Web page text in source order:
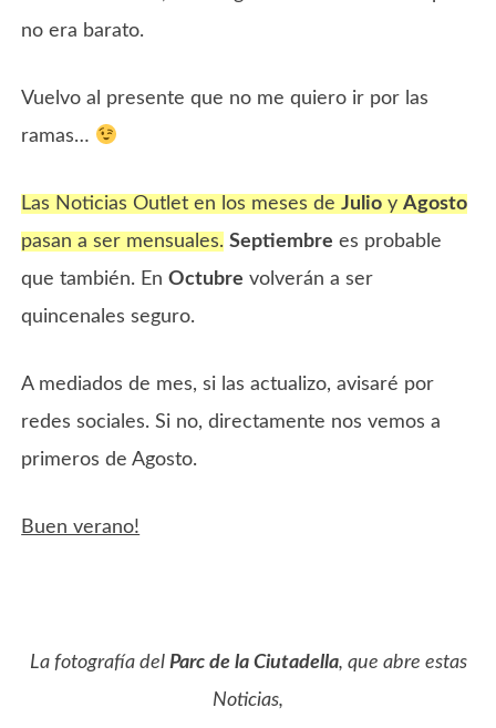
no era barato.
Vuelvo al presente que no me quiero ir por las
ramas…
Las Noticias Outlet en los meses deJulio yAgosto
pasan a ser mensuales. Septiembre es probable
que también. EnOctubre volverán a ser
quincenales seguro.
A mediados de mes, si las actualizo, avisaré por
redes sociales. Si no, directamente nos vemos a
primeros de Agosto.
Buen verano!
La fotografía del Parc de la Ciutadella, que abre estas
Noticias,